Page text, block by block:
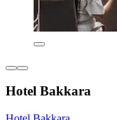
Hotel Bakkara